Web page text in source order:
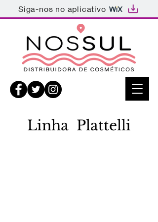
Siga-nos no aplicativo
Linha Plattelli